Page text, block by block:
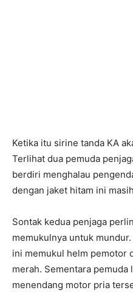
Ketika itu sirine tanda KA
Terlihat dua pemuda
berdiri menghalau
dengan jaket hitam ini
Sontak kedua penjaga
memukulnya untuk
ini memukul helm pemotor
merah. Sementara pemuda
menendang motor pria